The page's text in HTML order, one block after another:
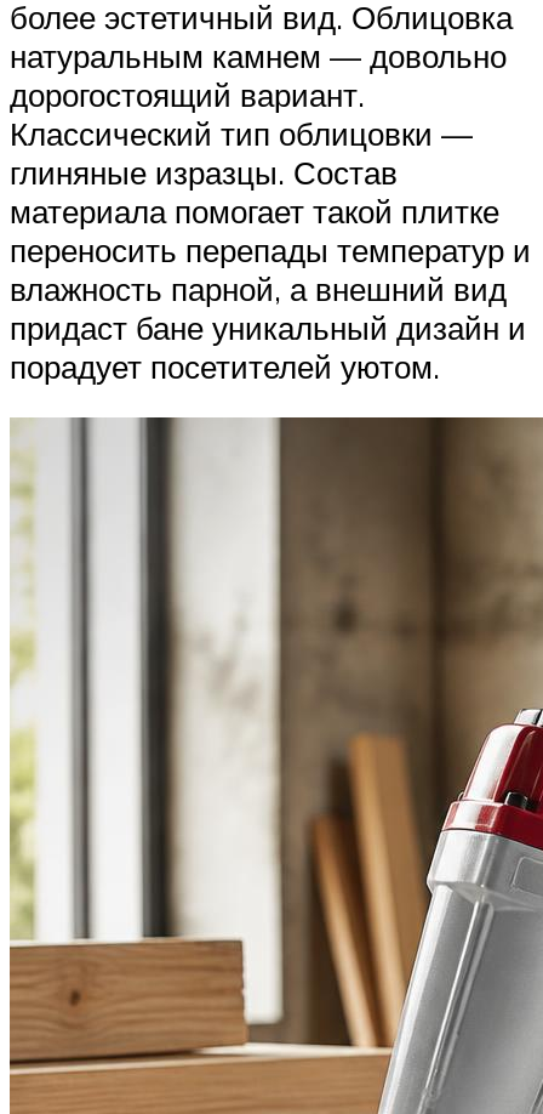
более эстетичный вид. Облицовка
натуральным камнем — довольно
дорогостоящий вариант.
Классический тип облицовки —
глиняные изразцы. Состав
материала помогает такой плитке
переносить перепады температур и
влажность парной, а внешний вид
придаст бане уникальный дизайн и
порадует посетителей уютом.